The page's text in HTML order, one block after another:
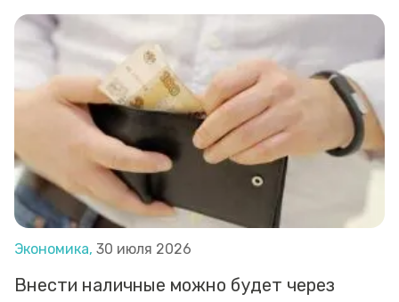
Экономика, 30 июля 2026
Внести наличные можно будет через